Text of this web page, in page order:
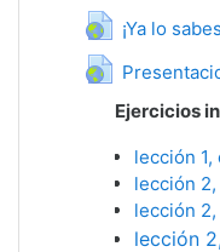
¡Ya lo
Ejercicios
lección 1,
lección 2,
lección
lección